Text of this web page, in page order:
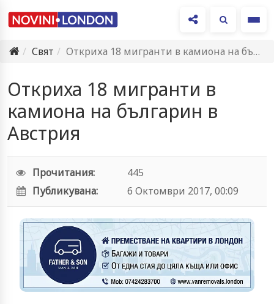
Свят
Откриха 18 мигранти в камиона на българин в Австрия
Откриха 18 мигранти в
камиона на българин в
Австрия
Прочитания:
445
Публикувана:
6 Октомври 2017, 00:09